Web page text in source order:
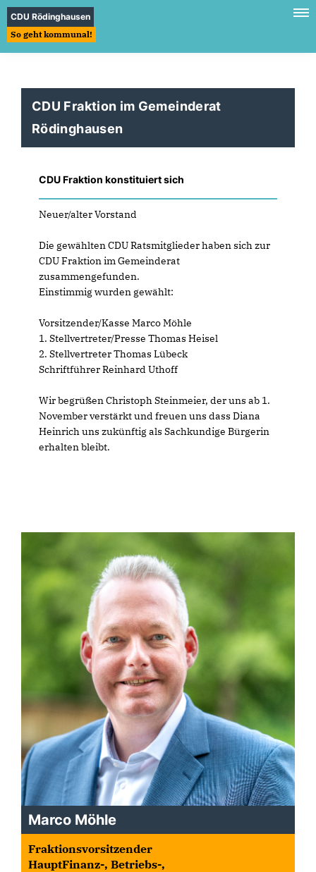
CDU Rödinghausen
So geht kommunal!
CDU Fraktion im Gemeinderat
Rödinghausen
CDU Fraktion konstituiert sich
Neuer/alter Vorstand
Die gewählten CDU Ratsmitglieder haben sich zur
CDU Fraktion im Gemeinderat
zusammengefunden.
Einstimmig wurden gewählt:
Vorsitzender/Kasse Marco Möhle
1. Stellvertreter/Presse Thomas Heisel
2. Stellvertreter Thomas Lübeck
Schriftführer Reinhard Uthoff
Wir begrüßen Christoph Steinmeier, der uns ab 1.
November verstärkt und freuen uns dass Diana
Heinrich uns zukünftig als Sachkundige Bürgerin
erhalten bleibt.
Marco Möhle
Fraktionsvorsitzender
HauptFinanz-, Betriebs-,